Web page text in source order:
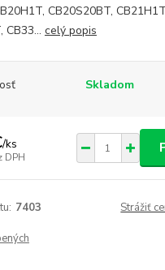
CB20S20BT,
CB33... celý popis
Skladom
/ks
DPH
7403 Strážiť